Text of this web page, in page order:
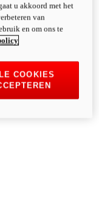
u akkoord met het
van
en om ons te
COOKIES